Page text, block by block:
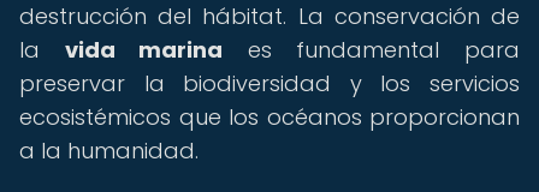
destrucción del hábitat. La conservación de
la vida marina es fundamental para
preservar la biodiversidad y los servicios
ecosistémicos que los océanos proporcionan
a la humanidad.